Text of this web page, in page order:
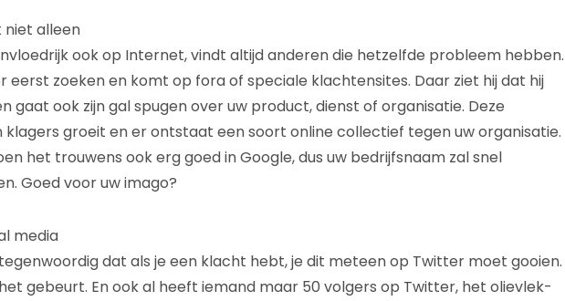
niet alleen
ook op Internet, vindt altijd anderen die hetzelfde probleem hebben.
eerst zoeken en komt op fora of speciale klachtensites. Daar ziet hij dat hij
gaat ook zijn gal spugen over uw product, dienst of organisatie. Deze
klagers groeit en er ontstaat een soort online collectief tegen uw organisatie.
het trouwens ook erg goed in Google, dus uw bedrijfsnaam zal snel
Goed voor uw imago?
media
dat als je een klacht hebt, je dit meteen op Twitter moet gooien.
gebeurt. En ook al heeft iemand maar 50 volgers op Twitter, het olievlek-